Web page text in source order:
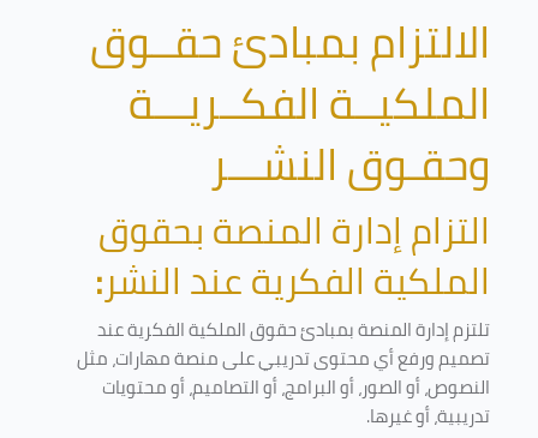
الالتزام بمبادئ حقــوق
الملكيــة الفكــريـــة
وحقـوق النشـــر
التزام إدارة المنصة بحقوق
الملكية الفكرية عند النشر:
تلتزم إدارة المنصة بمبادئ حقوق الملكية الفكرية عند
تصميم ورفع أي محتوى تدريبي على منصة مهارات، مثل
النصوص، أو الصور، أو البرامج، أو التصاميم، أو محتويات
تدريبية، أو غيرها.